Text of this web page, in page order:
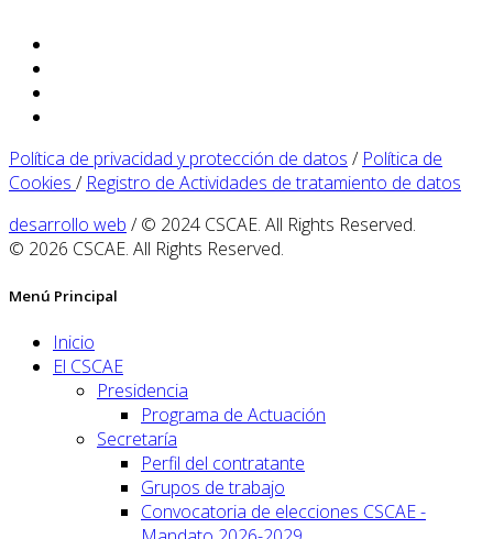
Política de privacidad y protección de datos / Política de
Cookies / Registro de Actividades de tratamiento de datos
desarrollo web / © 2024 CSCAE. All Rights Reserved.
© 2026 CSCAE. All Rights Reserved.
Menú Principal
Inicio
El CSCAE
Presidencia
Programa de Actuación
Secretaría
Perfil del contratante
Grupos de trabajo
Convocatoria de elecciones CSCAE -